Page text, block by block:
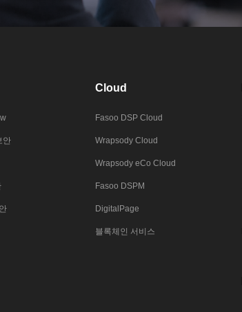
안
Cloud
Fasoo DSP Cloud
Wrapsody Cloud
Wrapsody eCo Cloud
Fasoo DSPM
DigitalPage
블록체인 서비스